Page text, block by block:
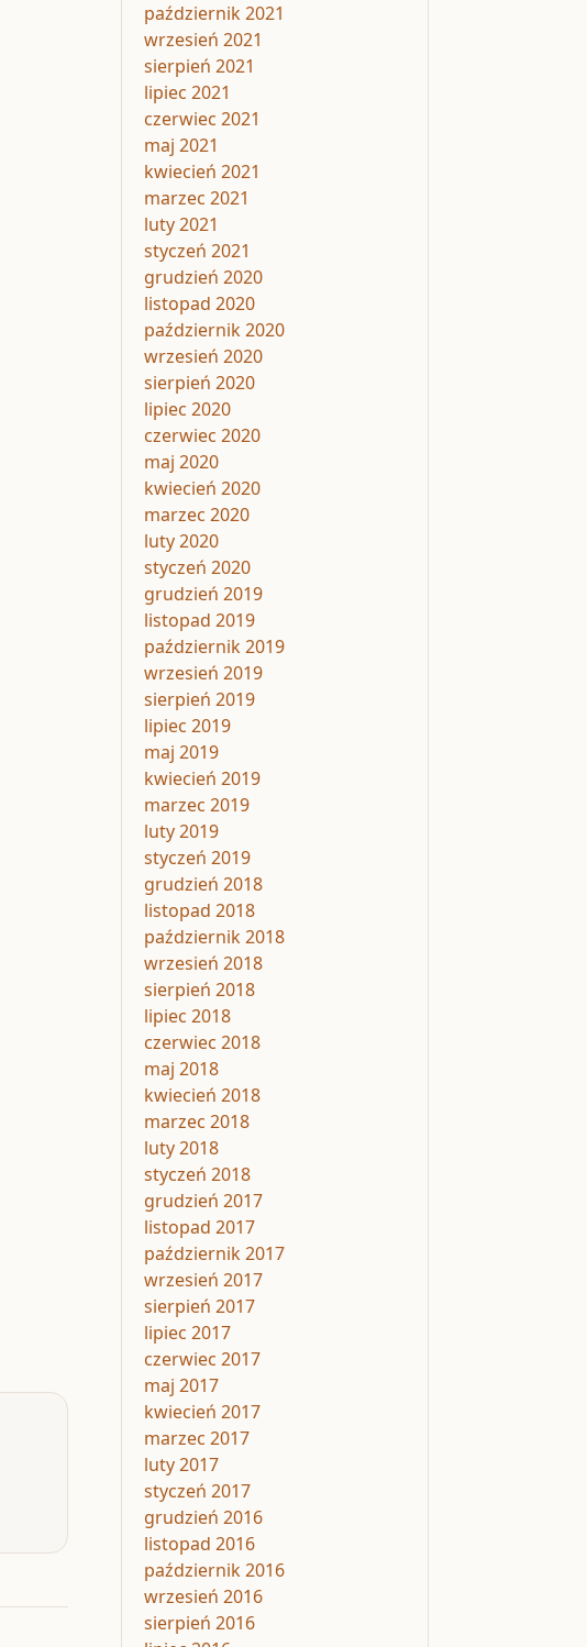
październik 2021
wrzesień 2021
sierpień 2021
lipiec 2021
czerwiec 2021
maj 2021
kwiecień 2021
marzec 2021
luty 2021
styczeń 2021
grudzień 2020
listopad 2020
październik 2020
wrzesień 2020
sierpień 2020
lipiec 2020
czerwiec 2020
maj 2020
kwiecień 2020
marzec 2020
luty 2020
styczeń 2020
grudzień 2019
listopad 2019
październik 2019
wrzesień 2019
sierpień 2019
lipiec 2019
maj 2019
kwiecień 2019
marzec 2019
luty 2019
styczeń 2019
grudzień 2018
listopad 2018
październik 2018
wrzesień 2018
sierpień 2018
lipiec 2018
czerwiec 2018
maj 2018
kwiecień 2018
marzec 2018
luty 2018
styczeń 2018
grudzień 2017
listopad 2017
październik 2017
wrzesień 2017
sierpień 2017
lipiec 2017
czerwiec 2017
maj 2017
kwiecień 2017
marzec 2017
luty 2017
styczeń 2017
grudzień 2016
listopad 2016
październik 2016
wrzesień 2016
sierpień 2016